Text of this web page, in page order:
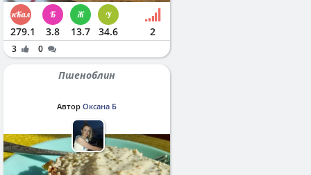
279.1 3.8 13.7 34.6 2
3 0
Пшеноблин
Автор Оксана Б